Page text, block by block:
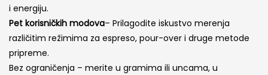
i energiju.
Pet korisničkih modova– Prilagodite iskustvo merenja
različitim režimima za espreso, pour-over i druge metode
pripreme.
Bez ograničenja – merite u gramima ili uncama, u